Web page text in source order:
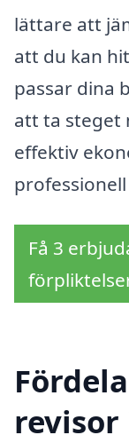
lättare att
att du kan
passar dina
att ta steget
effektiv
Få 3
revisor